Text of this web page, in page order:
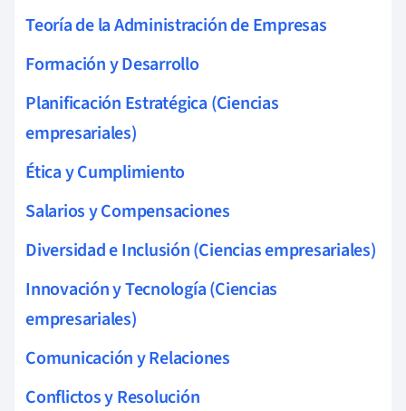
Teoría de la Administración de Empresas
Formación y Desarrollo
Planificación Estratégica (Ciencias
empresariales)
Ética y Cumplimiento
Salarios y Compensaciones
Diversidad e Inclusión (Ciencias empresariales)
Innovación y Tecnología (Ciencias
empresariales)
Comunicación y Relaciones
Conflictos y Resolución